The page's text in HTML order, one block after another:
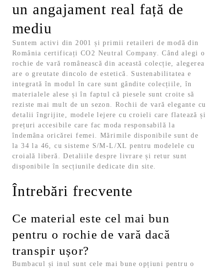
un angajament real față de
mediu
Suntem activi din 2001 și primii retaileri de modă din
România certificați CO2 Neutral Company. Când alegi o
rochie de vară românească din această colecție, alegerea
are o greutate dincolo de estetică.
Sustenabilitatea e
integrată în modul în care sunt gândite colecțiile, în
materialele alese și în faptul că piesele sunt croite să
reziste mai mult de un sezon. Rochii de vară elegante cu
detalii îngrijite, modele lejere cu croieli care flatează și
prețuri accesibile care fac moda responsabilă la
îndemâna oricărei femei.
Mărimile disponibile sunt de
la 34 la 46, cu sisteme S/M-L/XL pentru modelele cu
croială liberă. Detaliile despre livrare și retur sunt
disponibile în secțiunile dedicate din site.
Întrebări frecvente
Ce material este cel mai bun
pentru o rochie de vară dacă
transpir ușor?
Bumbacul și inul sunt cele mai bune opțiuni pentru o